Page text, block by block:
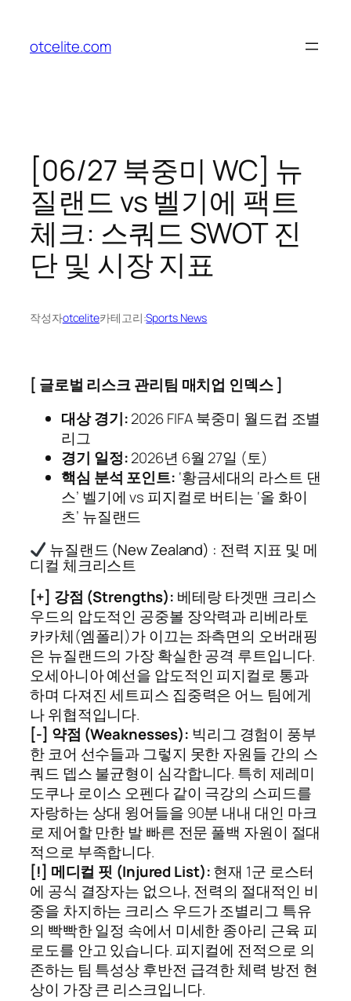
otcelite.com
[06/27 북중미 WC] 뉴
질랜드 vs 벨기에 팩트
체크: 스쿼드 SWOT 진
단 및 시장 지표
작성자otcelite카테고리:Sports News
[ 글로벌 리스크 관리팀 매치업 인덱스 ]
대상 경기:2026 FIFA 북중미 월드컵 조별
리그
경기 일정:2026년 6월 27일 (토)
핵심 분석 포인트: ‘황금세대의 라스트 댄
스’ 벨기에 vs 피지컬로 버티는 ‘올 화이
츠’ 뉴질랜드
뉴질랜드 (New Zealand) : 전력 지표 및 메
디컬 체크리스트
[+] 강점 (Strengths): 베테랑 타겟맨 크리스
우드의 압도적인 공중볼 장악력과 리베라토
카카체(엠폴리)가 이끄는 좌측면의 오버래핑
은 뉴질랜드의 가장 확실한 공격 루트입니다.
오세아니아 예선을 압도적인 피지컬로 통과
하며 다져진 세트피스 집중력은 어느 팀에게
나 위협적입니다.
[-] 약점 (Weaknesses): 빅리그 경험이 풍부
한 코어 선수들과 그렇지 못한 자원들 간의 스
쿼드 뎁스 불균형이 심각합니다. 특히 제레미
도쿠나 로이스 오펜다 같이 극강의 스피드를
자랑하는 상대 윙어들을 90분 내내 대인 마크
로 제어할 만한 발 빠른 전문 풀백 자원이 절대
적으로 부족합니다.
[!] 메디컬 핏 (Injured List):현재 1군 로스터
에 공식 결장자는 없으나, 전력의 절대적인 비
중을 차지하는 크리스 우드가 조별리그 특유
의 빡빡한 일정 속에서 미세한 종아리 근육 피
로도를 안고 있습니다. 피지컬에 전적으로 의
존하는 팀 특성상 후반전 급격한 체력 방전 현
상이 가장 큰 리스크입니다.